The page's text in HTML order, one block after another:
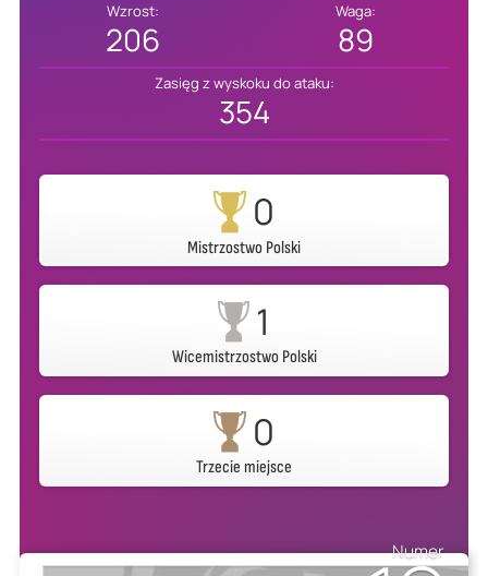
Wzrost:
206
Waga:
89
Zasięg z wyskoku do ataku:
354
0
Mistrzostwo Polski
1
Wicemistrzostwo Polski
0
Trzecie miejsce
Numer